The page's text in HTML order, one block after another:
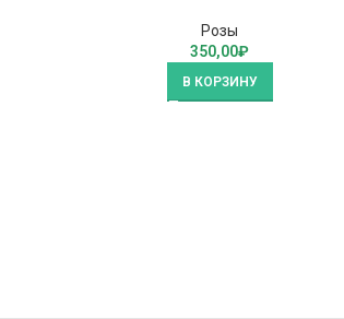
Розы
350,00₽
В КОРЗИНУ